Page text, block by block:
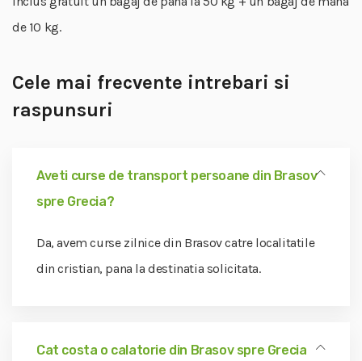
de 10 kg.
Cele mai frecvente intrebari si
raspunsuri
Aveti curse de transport persoane din Brasov
spre Grecia?
Da, avem curse zilnice din Brasov catre localitatile
din cristian, pana la destinatia solicitata.
Cat costa o calatorie din Brasov spre Grecia